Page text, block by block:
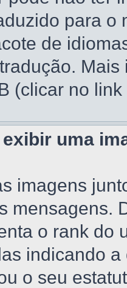
para o
de
(clicar no
uma
imagens
mensagens.
o rank do
indicando
o seu